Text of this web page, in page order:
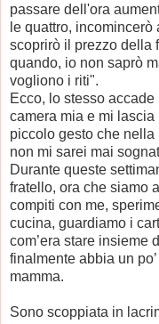
passare dell'ora
le quattro,
scoprirò il prezzo della
quando, io non saprò
vogliono i riti".
Ecco, lo stesso
camera mia e mi
piccolo gesto che
non mi sarei mai
Durante queste
fratello, ora che siamo
compiti con me,
cucina, guardiamo i
com’era stare insieme
finalmente abbia un
mamma.
Sono scoppiata in